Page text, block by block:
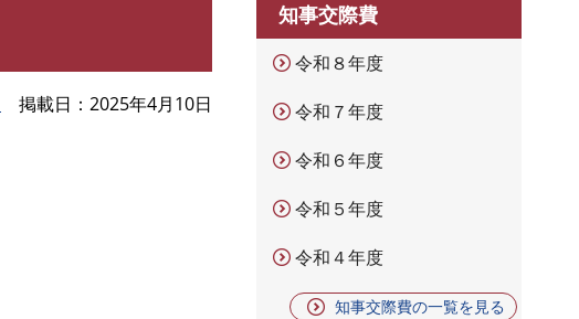
掲載日 2025年4月10日
知事交際費
令和８年度
令和７年度
令和６年度
令和５年度
令和４年度
知事交際費の一覧を見る